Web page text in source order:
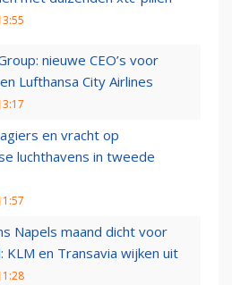
nieuwe CEO’s voor
Lufthansa City Airlines
en vracht op
luchthavens in tweede
Napels maand dicht voor
KLM en Transavia wijken uit